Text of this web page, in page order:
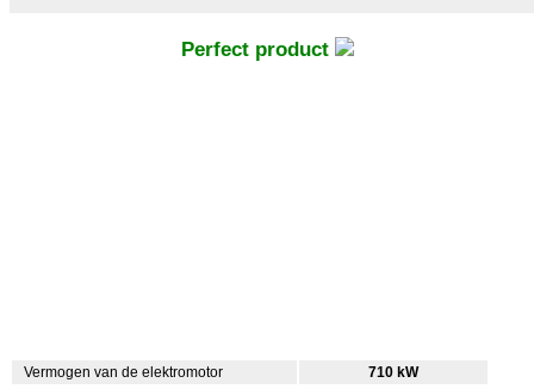
Perfect product
Vermogen van de elektromotor
710 kW